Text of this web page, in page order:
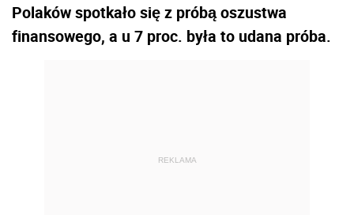
Polaków spotkało się z próbą oszustwa
finansowego, a u 7 proc. była to udana próba.
REKLAMA